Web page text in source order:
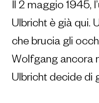
Il 2 maggio 1945,
Ulbricht è già qui.
che brucia gli
Wolfgang ancora
Ulbricht decide di